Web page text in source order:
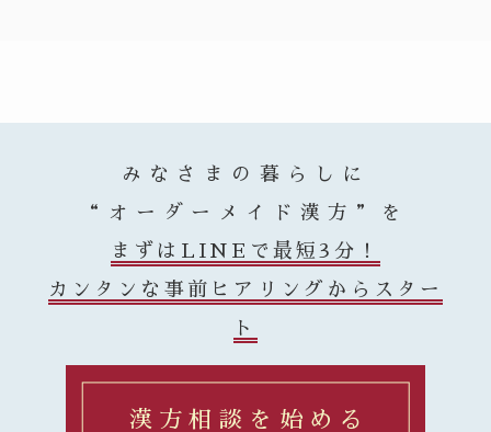
みなさまの暮らしに
“オーダーメイド漢方”を
まずはLINEで最短3分！
カンタンな事前ヒアリングからスター
ト
漢方相談を始める